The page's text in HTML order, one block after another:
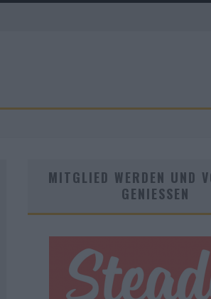
MITGLIED WERDEN UND
GENIESSEN